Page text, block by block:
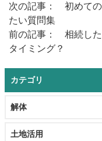
次の記事： 初めての
たい質問集
前の記事： 相続した
タイミング？
カテゴリ
解体
土地活用